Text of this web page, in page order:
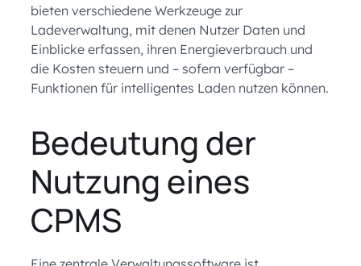
bieten verschiedene Werkzeuge zur
Ladeverwaltung, mit denen Nutzer Daten und
Einblicke erfassen, ihren Energieverbrauch und
die Kosten steuern und – sofern verfügbar –
Funktionen für intelligentes Laden nutzen können.
Bedeutung der
Nutzung eines
CPMS